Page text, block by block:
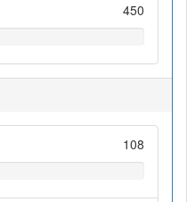
450
108